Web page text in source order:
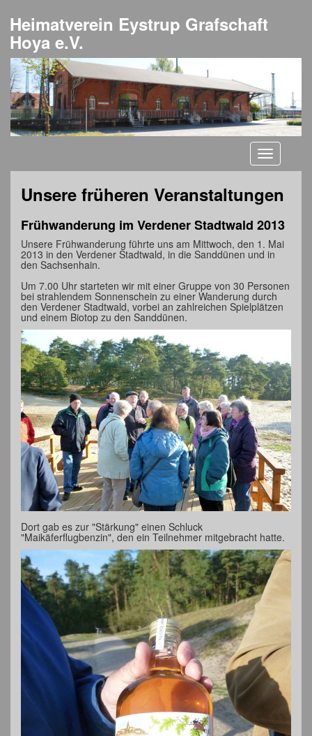
Heimatverein Eystrup Grafschaft
Hoya e.V.
Toggle
Unsere früheren Veranstaltungen
Frühwanderung im Verdener Stadtwald 2013
Unsere Frühwanderung führte uns am Mittwoch, den 1. Mai
2013 in den Verdener Stadtwald, in die Sanddünen und in
den Sachsenhain.
Um 7.00 Uhr starteten wir mit einer Gruppe von 30 Personen
bei strahlendem Sonnenschein zu einer Wanderung durch
den Verdener Stadtwald, vorbei an zahlreichen Spielplätzen
und einem Biotop zu den Sanddünen.
Dort gab es zur "Stärkung" einen Schluck
"Maikäferflugbenzin", den ein Teilnehmer mitgebracht hatte.